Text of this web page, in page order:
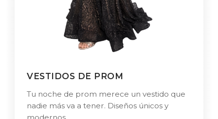
VESTIDOS DE PROM
Tu noche de prom merece un vestido que
nadie más va a tener. Diseños únicos y